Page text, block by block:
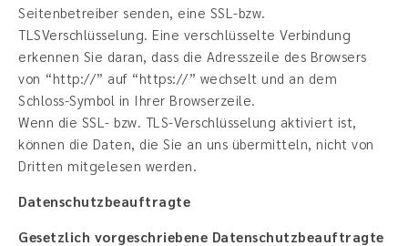
Seitenbetreiber senden, eine SSL-bzw.
TLSVerschlüsselung. Eine verschlüsselte Verbindung
erkennen Sie daran, dass die Adresszeile des Browsers
von “http://” auf “https://” wechselt und an dem
Schloss-Symbol in Ihrer Browserzeile.
Wenn die SSL- bzw. TLS-Verschlüsselung aktiviert ist,
können die Daten, die Sie an uns übermitteln, nicht von
Dritten mitgelesen werden.
Datenschutzbeauftragte
Gesetzlich vorgeschriebene Datenschutzbeauftragte